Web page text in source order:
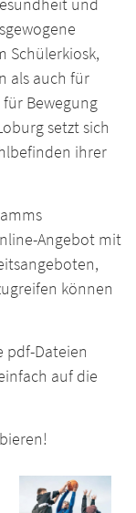
und
Schülerkiosk,
als auch für
Bewegung
setzt sich
ihrer
Angebot mit
können
pdf-Dateien
auf die